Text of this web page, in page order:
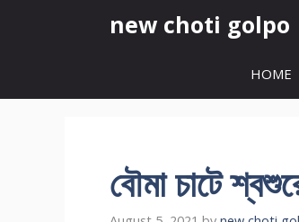
new choti golpo
HOME
বৌমা চাটে